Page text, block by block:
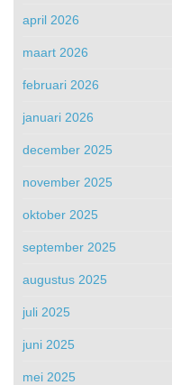
april 2026
maart 2026
februari 2026
januari 2026
december 2025
november 2025
oktober 2025
september 2025
augustus 2025
juli 2025
juni 2025
mei 2025